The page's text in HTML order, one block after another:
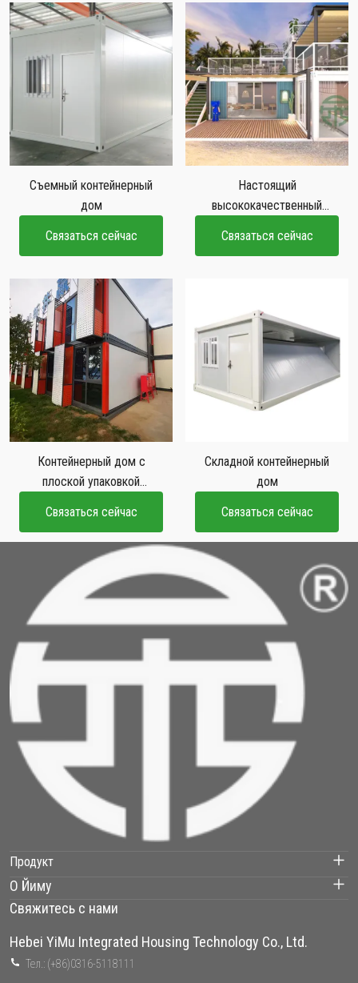
Съемный контейнерный
дом
Связаться сейчас
Настоящий
высококачественный
плоской упаковкой
Связаться сейчас
Контейнерный дом с
плоской упаковкой
легкого перемещения
Связаться сейчас
Складной контейнерный
дом
Связаться сейчас
Продукт
Контейнерный дом
Сборный дом
Легкая стальная вилла
О Йиму
О нас
Свяжитесь с нами
Hebei YiMu Integrated Housing Technology Co., Ltd.
Тел.: (+86)0316-5118111